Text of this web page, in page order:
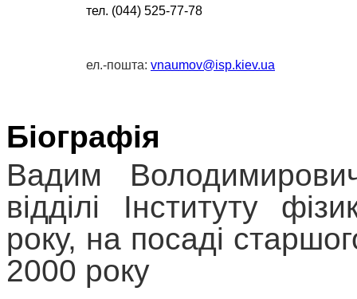
тел. (044) 525-77-78
ел.-пошта: vnaumov@isp.kiev.ua
Біографія
Вадим
відділі Інституту
року, на посаді
2000 року